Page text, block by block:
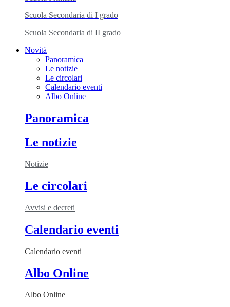
Scuola Secondaria di I grado
Scuola Secondaria di II grado
Novità
Panoramica
Le notizie
Le circolari
Calendario eventi
Albo Online
Panoramica
Le notizie
Notizie
Le circolari
Avvisi e decreti
Calendario eventi
Calendario eventi
Albo Online
Albo Online